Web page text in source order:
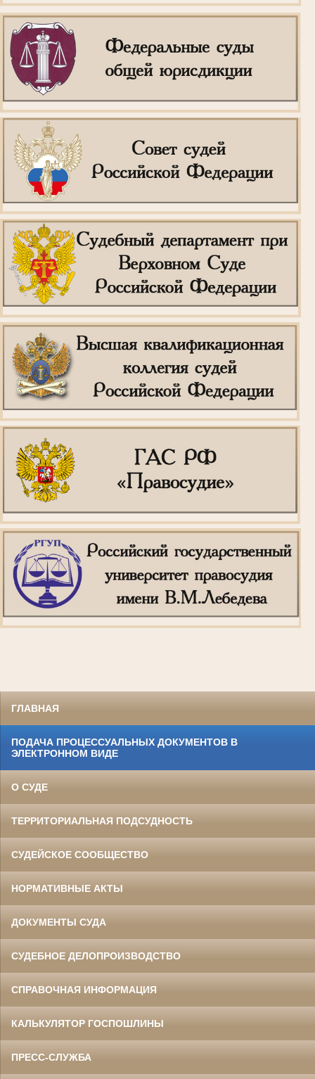
ГЛАВНАЯ
ПОДАЧА ПРОЦЕССУАЛЬНЫХ ДОКУМЕНТОВ В
ЭЛЕКТРОННОМ ВИДЕ
О СУДЕ
ТЕРРИТОРИАЛЬНАЯ ПОДСУДНОСТЬ
СУДЕЙСКОЕ СООБЩЕСТВО
НОРМАТИВНЫЕ АКТЫ
ДОКУМЕНТЫ СУДА
СУДЕБНОЕ ДЕЛОПРОИЗВОДСТВО
СПРАВОЧНАЯ ИНФОРМАЦИЯ
КАЛЬКУЛЯТОР ГОСПОШЛИНЫ
ПРЕСС-СЛУЖБА